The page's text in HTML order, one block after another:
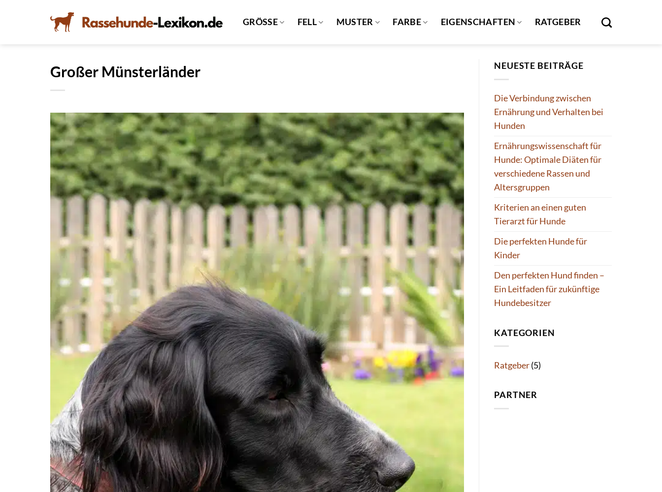
GRÖSSE FELL MUSTER FARBE EIGENSCHAFTEN RATGEBER
Großer Münsterländer NEUESTE BEITRÄGE
Die Verbindung zwischen
Ernährung und Verhalten bei
Hunden
Ernährungswissenschaft für
Hunde: Optimale Diäten für
verschiedene Rassen und
Altersgruppen
Kriterien an einen guten
Tierarzt für Hunde
Die perfekten Hunde für
Kinder
Den perfekten Hund finden –
Ein Leitfaden für zukünftige
Hundebesitzer
KATEGORIEN
Ratgeber(5)
PARTNER